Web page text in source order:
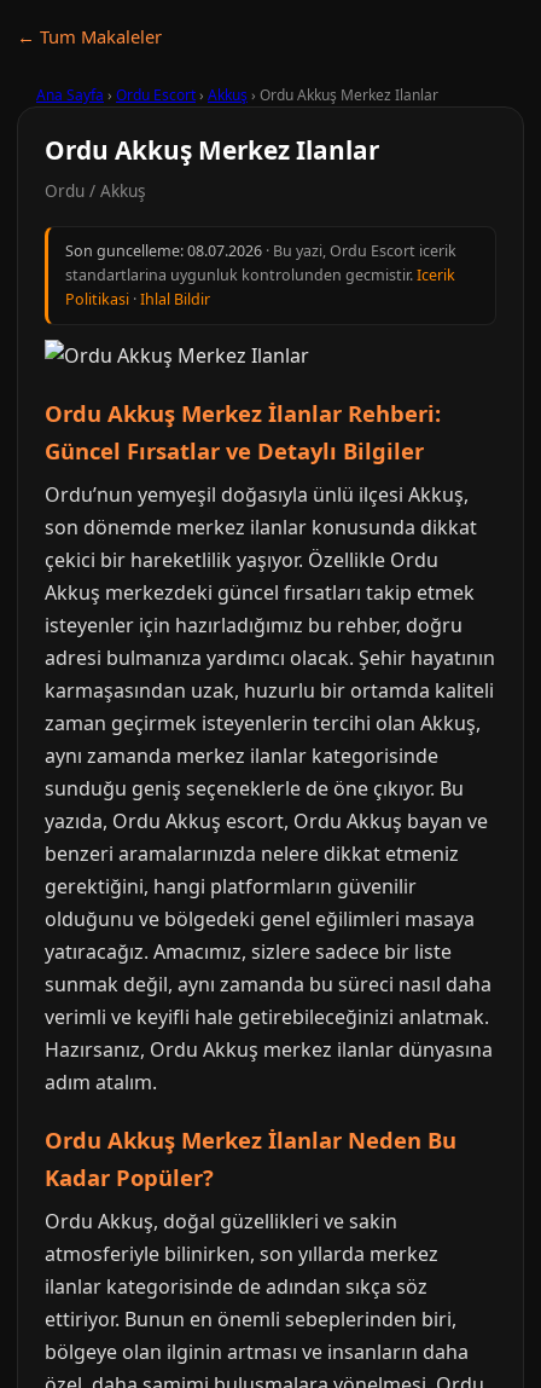
← Tum Makaleler
Ana Sayfa › Ordu Escort› Akkuş › Ordu Akkuş Merkez Ilanlar
Ordu Akkuş Merkez Ilanlar
Ordu / Akkuş
Son guncelleme:08.07.2026 · Bu yazi, Ordu Escort icerik
standartlarina uygunluk kontrolunden gecmistir.Icerik
Politikasi ·Ihlal Bildir
Ordu Akkuş Merkez İlanlar Rehberi:
Güncel Fırsatlar ve Detaylı Bilgiler
Ordu’nun yemyeşil doğasıyla ünlü ilçesi Akkuş,
son dönemde merkez ilanlar konusunda dikkat
çekici bir hareketlilik yaşıyor. Özellikle Ordu
Akkuş merkezdeki güncel fırsatları takip etmek
isteyenler için hazırladığımız bu rehber, doğru
adresi bulmanıza yardımcı olacak. Şehir hayatının
karmaşasından uzak, huzurlu bir ortamda kaliteli
zaman geçirmek isteyenlerin tercihi olan Akkuş,
aynı zamanda merkez ilanlar kategorisinde
sunduğu geniş seçeneklerle de öne çıkıyor. Bu
yazıda, Ordu Akkuş escort, Ordu Akkuş bayan ve
benzeri aramalarınızda nelere dikkat etmeniz
gerektiğini, hangi platformların güvenilir
olduğunu ve bölgedeki genel eğilimleri masaya
yatıracağız. Amacımız, sizlere sadece bir liste
sunmak değil, aynı zamanda bu süreci nasıl daha
verimli ve keyifli hale getirebileceğinizi anlatmak.
Hazırsanız, Ordu Akkuş merkez ilanlar dünyasına
adım atalım.
Ordu Akkuş Merkez İlanlar Neden Bu
Kadar Popüler?
Ordu Akkuş, doğal güzellikleri ve sakin
atmosferiyle bilinirken, son yıllarda merkez
ilanlar kategorisinde de adından sıkça söz
ettiriyor. Bunun en önemli sebeplerinden biri,
bölgeye olan ilginin artması ve insanların daha